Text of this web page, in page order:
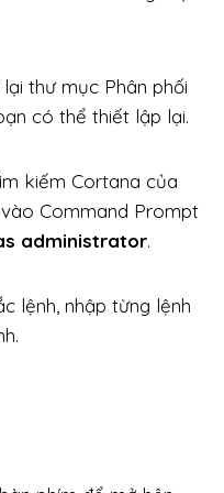
thư mục Phân phối
có thể thiết lập lại.
kiếm Cortana của
Command Prompt
administrator.
lệnh, nhập từng lệnh